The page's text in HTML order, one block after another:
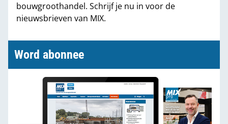
Partners
bouwgroothandel. Schrijf je nu in voor de
nieuwsbrieven van MIX.
Word abonnee